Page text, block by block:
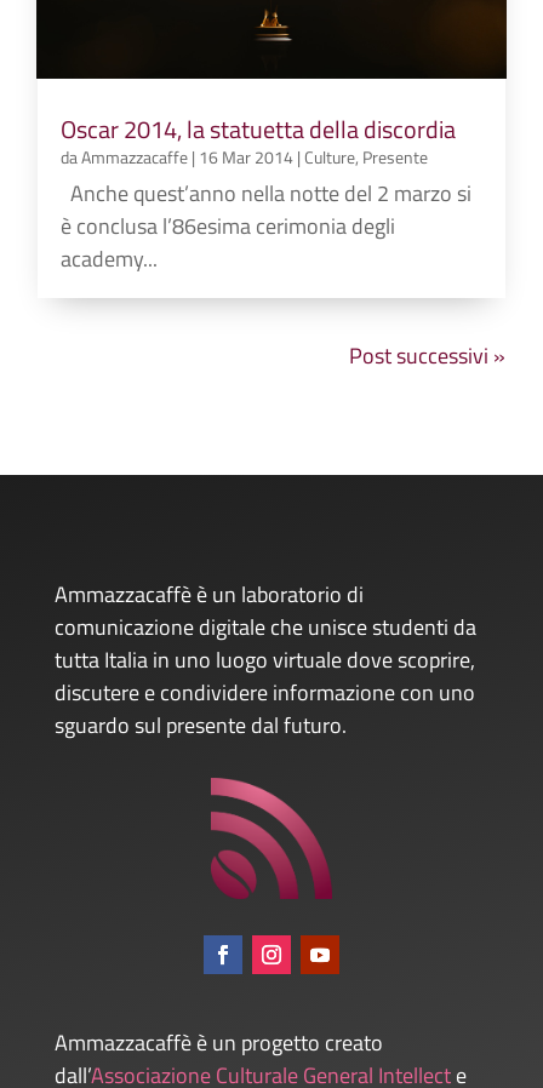
Oscar 2014, la statuetta della discordia
daAmmazzacaffe| 16 Mar 2014|Culture, Presente
Anche quest’anno nella notte del 2 marzo si
è conclusa l’86esima cerimonia degli
academy...
Post successivi »
Ammazzacaffè è un laboratorio di
comunicazione digitale che unisce studenti da
tutta Italia in uno luogo virtuale dove scoprire,
discutere e condividere informazione con uno
sguardo sul presente dal futuro.
Ammazzacaffè è un progetto creato
dall’Associazione Culturale General Intellecte